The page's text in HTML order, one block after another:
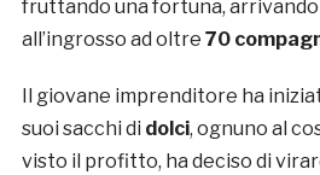
fruttando una fortuna,
all’ingrosso ad oltre 70
Il giovane imprenditore ha
suoi sacchi di dolci, ognuno al
visto il profitto, ha deciso di